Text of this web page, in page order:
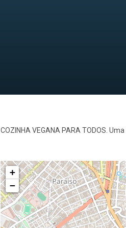
COZINHA VEGANA PARA TODOS.
+
−